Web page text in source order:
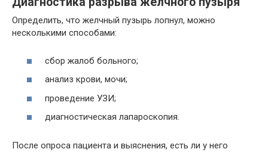
Определить, что желчный пузырь лопнул, можно
несколькими способами:
сбор жалоб больного;
анализ крови, мочи;
проведение УЗИ;
диагностическая лапароскопия.
После опроса пациента и выяснения, есть ли у него